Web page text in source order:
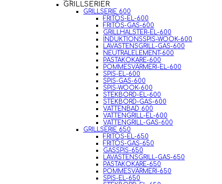
GRILLSERIER
GRILLSERIE 600
FRITÖS-EL-600
FRITÖS-GAS-600
GRILLHALSTER-EL-600
INDUKTIONSSPIS-WOOK-600
LAVASTENSGRILL-GAS-600
NEUTRALELEMENT-600
PASTAKOKARE-600
POMMESVÄRMERI-EL-600
SPIS-EL-600
SPIS-GAS-600
SPIS-WOOK-600
STEKBORD-EL-600
STEKBORD-GAS-600
VATTENBAD 600
VATTENGRILL-EL-600
VATTENGRILL-GAS-600
GRILLSERIE 650
FRITÖS-EL-650
FRITÖS-GAS-650
GASSPIS-650
LAVASTENSGRILL-GAS-650
PASTAKOKARE-650
POMMESVÄRMERI-650
SPIS-EL-650